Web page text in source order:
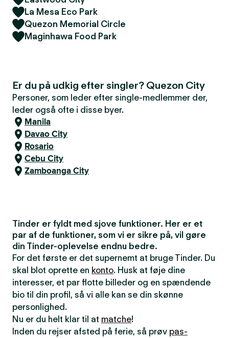
La Mesa Eco Park
Quezon Memorial Circle
Maginhawa Food Park
Er du på udkig efter singler? Quezon City
Personer, som leder efter single-medlemmer der,
leder også ofte i disse byer.
Manila
Davao City
Rosario
Cebu City
Zamboanga City
Tinder er fyldt med sjove funktioner. Her er et
par af de funktioner, som vi er sikre på, vil gøre
din Tinder-oplevelse endnu bedre.
For det første er det supernemt at bruge Tinder. Du
skal blot oprette en konto. Husk at føje dine
interesser, et par flotte billeder og en spændende
bio til din profil, så vi alle kan se din skønne
personlighed.
Nu er du helt klar til at matche!
Inden du rejser afsted på ferie, så prøv pas-